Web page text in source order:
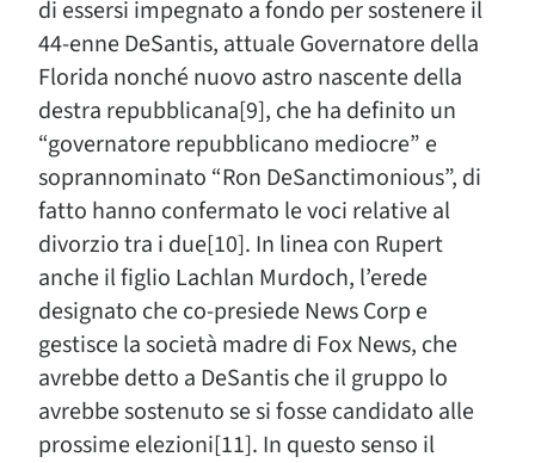
di essersi impegnato a fondo per sostenere il
44-enne DeSantis, attuale Governatore della
Florida nonché nuovo astro nascente della
destra repubblicana[9], che ha definito un
“governatore repubblicano mediocre” e
soprannominato “Ron DeSanctimonious”, di
fatto hanno confermato le voci relative al
divorzio tra i due[10]. In linea con Rupert
anche il figlio Lachlan Murdoch, l’erede
designato che co-presiede News Corp e
gestisce la società madre di Fox News, che
avrebbe detto a DeSantis che il gruppo lo
avrebbe sostenuto se si fosse candidato alle
prossime elezioni[11]. In questo senso il